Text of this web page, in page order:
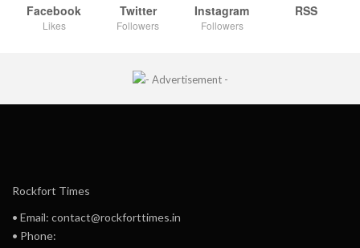
Facebook
Likes
Twitter
Followers
Instagram
Followers
RSS
Rockfort Times
• Email: contact@rockforttimes.in
• Phone: